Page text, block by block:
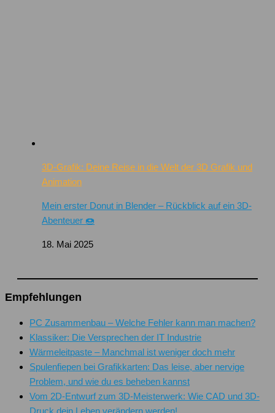
3D-Grafik: Deine Reise in die Welt der 3D Grafik und
Animation
Mein erster Donut in Blender – Rückblick auf ein 3D-
Abenteuer 🍩
18. Mai 2025
Empfehlungen
PC Zusammenbau – Welche Fehler kann man machen?
Klassiker: Die Versprechen der IT Industrie
Wärmeleitpaste – Manchmal ist weniger doch mehr
Spulenfiepen bei Grafikkarten: Das leise, aber nervige
Problem, und wie du es beheben kannst
Vom 2D-Entwurf zum 3D-Meisterwerk: Wie CAD und 3D-
Druck dein Leben verändern werden!